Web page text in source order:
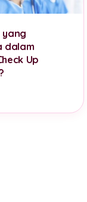
yang
dalam
Up